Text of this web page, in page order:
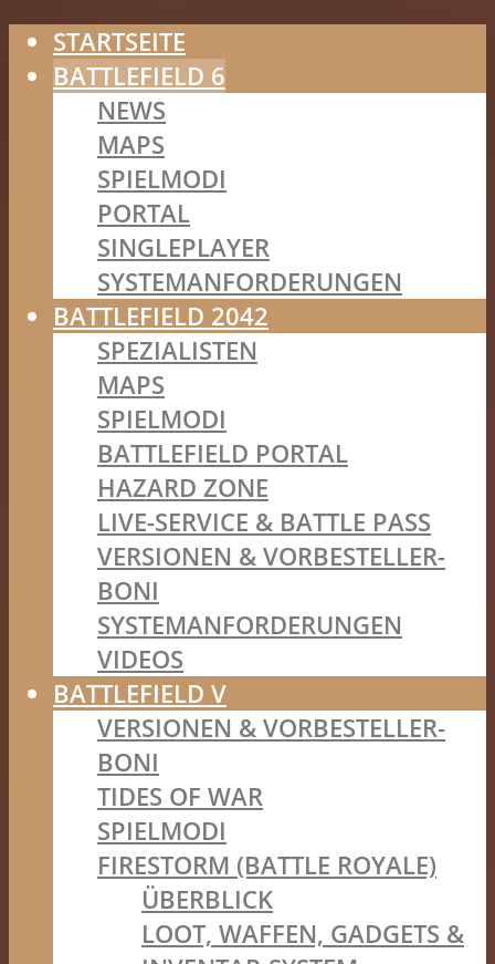
STARTSEITE
BATTLEFIELD 6
NEWS
MAPS
SPIELMODI
PORTAL
SINGLEPLAYER
SYSTEMANFORDERUNGEN
BATTLEFIELD 2042
SPEZIALISTEN
MAPS
SPIELMODI
BATTLEFIELD PORTAL
HAZARD ZONE
LIVE-SERVICE & BATTLE PASS
VERSIONEN & VORBESTELLER-
BONI
SYSTEMANFORDERUNGEN
VIDEOS
BATTLEFIELD V
VERSIONEN & VORBESTELLER-
BONI
TIDES OF WAR
SPIELMODI
FIRESTORM (BATTLE ROYALE)
ÜBERBLICK
LOOT, WAFFEN, GADGETS &